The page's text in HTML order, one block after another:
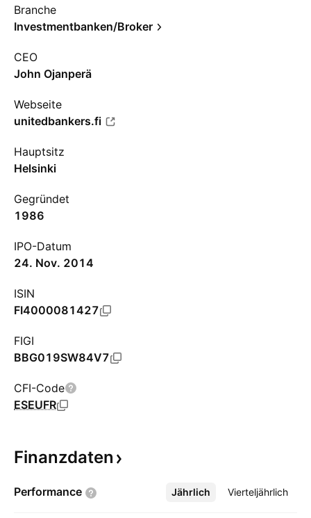
Branche
Investmentbanken/Broker
CEO
John Ojanperä
Webseite
unitedbankers.fi
Hauptsitz
Helsinki
Gegründet
1986
IPO-Datum
24. Nov. 2014
ISIN
FI4000081427
FIGI
BBG019SW84V7
CFI-Code
ESEUFR
Finanzdaten
Performance Jährlich Vierteljährlich
Mehr